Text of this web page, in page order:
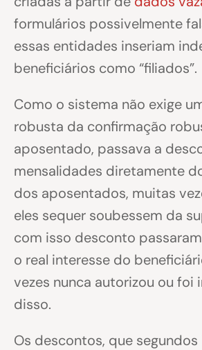
formulários possivelmente
essas entidades inseriam
beneficiários como “filiados”.
Como o sistema não exige
robusta da confirmação
aposentado, passava a
mensalidades diretamente
dos aposentados, muitas
eles sequer soubessem da
com isso desconto
o real interesse do
vezes nunca autorizou ou foi
disso.
Os descontos, que